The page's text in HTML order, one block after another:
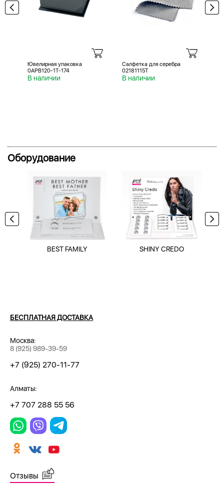
Ювелирная упаковка
0APB120-1T-174
В наличии
Салфетка для серебра
02181115T
В наличии
Оборудование
BEST FAMILY SHINY CREDO
БЕСПЛАТНАЯ ДОСТАВКА
Москва:
8 (925) 989-39-59
+7 (925) 270-11-77
Алматы:
+7 707 288 55 56
Отзывы